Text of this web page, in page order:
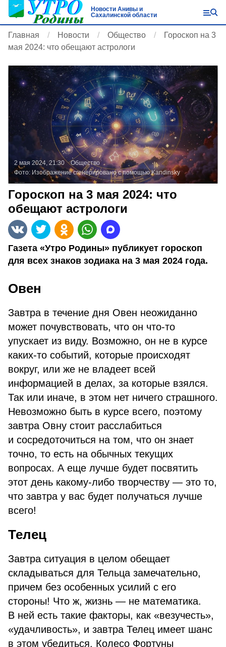
Новости Анивы и
Сахалинской области
Главная Новости Общество
Гороскоп на 3
мая 2024: что обещают астрологи
2 мая 2024, 21:30
Общество
Фото: Изображение сгенерировано с помощью Kandinsky
Гороскоп на 3 мая 2024: что
обещают астрологи
Газета «Утро Родины» публикует гороскоп
для всех знаков зодиака на 3 мая 2024 года.
Овен
Завтра в течение дня Овен неожиданно
может почувствовать, что он что-то
упускает из виду. Возможно, он не в курсе
каких-то событий, которые происходят
вокруг, или же не владеет всей
информацией в делах, за которые взялся.
Так или иначе, в этом нет ничего страшного.
Невозможно быть в курсе всего, поэтому
завтра Овну стоит расслабиться
и сосредоточиться на том, что он знает
точно, то есть на обычных текущих
вопросах. А еще лучше будет посвятить
этот день какому-либо творчеству — это то,
что завтра у вас будет получаться лучше
всего!
Телец
Завтра ситуация в целом обещает
складываться для Тельца замечательно,
причем без особенных усилий с его
стороны! Что ж, жизнь — не математика.
В ней есть такие факторы, как «везучесть»,
«удачливость», и завтра Телец имеет шанс
в этом убедиться. Колесо Фортуны